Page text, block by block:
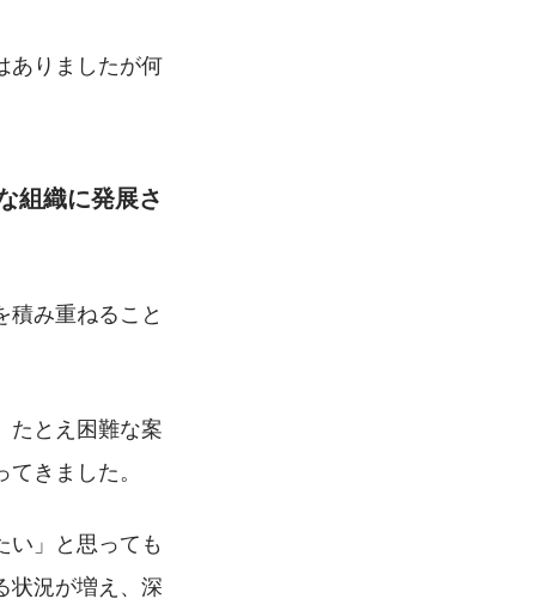
ありましたが何
組織に発展さ
み重ねること
たとえ困難な案
きました。
い」と思っても
状況が増え、深